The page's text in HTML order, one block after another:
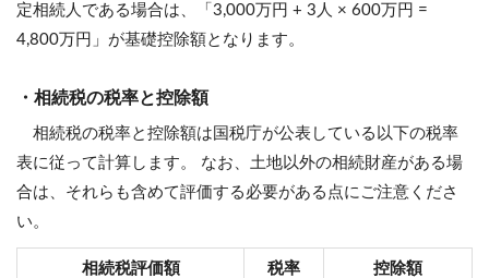
定相続人である場合は、「3,000万円 + 3人 × 600万円 =
4,800万円」が基礎控除額となります。
・相続税の税率と控除額
相続税の税率と控除額は国税庁が公表している以下の税率
表に従って計算します。 なお、土地以外の相続財産がある場
合は、それらも含めて評価する必要がある点にご注意くださ
い。
相続税評価額 税率 控除額